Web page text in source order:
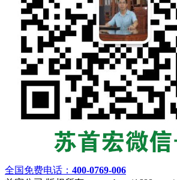
全国免费电话： 400-0769-006